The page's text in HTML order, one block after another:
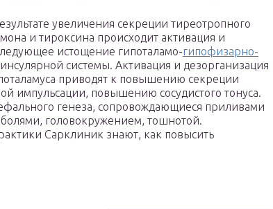
увеличения секреции тиреотропного
и тироксина происходит активация и
истощение гипоталамо-гипофизарно-
системы. Активация и дезорганизация
приводят к повышению секреции
импульсации, повышению сосудистого тонуса.
генеза, сопровождающиеся приливами
головокружением, тошнотой.
Сарклиник знают, как повысить